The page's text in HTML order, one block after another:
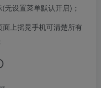
无设置菜单默认开启)；
上摇晃手机可清楚所有